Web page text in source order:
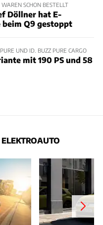
SCHON BESTELLT
Döllner hat E-
Q9 gestoppt
UND ID. BUZZ PURE CARGO
mit 190 PS und 58